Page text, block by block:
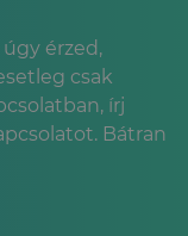
érzed,
csak
írj
Bátran